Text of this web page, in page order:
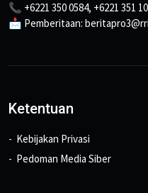
📞 +6221 350 0584, +6221 351
📩 Pemberitaan:
Ketentuan
Kebijakan Privasi
Pedoman Media Siber